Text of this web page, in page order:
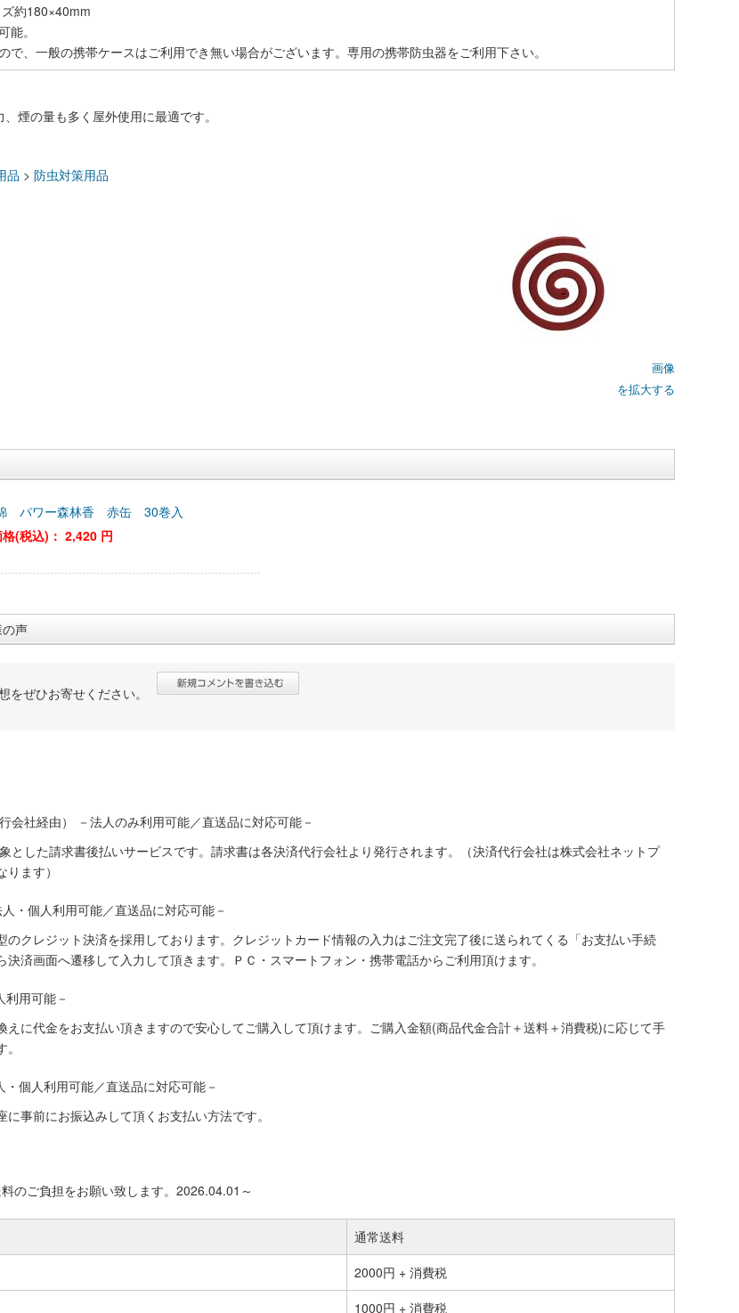
約180×40mm
能。
で、一般の携帯ケースはご利用でき無い場合がございます。専用の携帯防虫器をご利用下さい。
煙の量も多く屋外使用に最適です。
品 > 防虫対策用品
画像
を拡大する
パワー森林香 赤缶 30巻入
(税込)： 2,420 円
声
をぜひお寄せください。
会社経由） －法人のみ利用可能／直送品に対応可能－
とした請求書後払いサービスです。請求書は各決済代行会社より発行されます。（決済代行会社は株式会社ネットプ
ます）
・個人利用可能／直送品に対応可能－
のクレジット決済を採用しております。クレジットカード情報の入力はご注文完了後に送られてくる「お支払い手続
決済画面へ遷移して入力して頂きます。ＰＣ・スマートフォン・携帯電話からご利用頂けます。
用可能－
えに代金をお支払い頂きますので安心してご購入して頂けます。ご購入金額(商品代金合計＋送料＋消費税)に応じて手
個人利用可能／直送品に対応可能－
に事前にお振込みして頂くお支払い方法です。
のご負担をお願い致します。2026.04.01～
通常送料
2000円 + 消費税
1000円 + 消費税